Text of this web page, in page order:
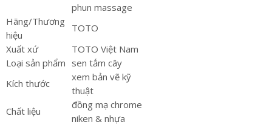
phun massage
Hãng/Thương
hiệu
TOTO
Xuất xứ
TOTO Việt Nam
Loại sản phẩm sen tắm cây
Kích thước
xem bản vẽ kỹ
thuật
Chất liệu
đồng mạ chrome
niken & nhựa